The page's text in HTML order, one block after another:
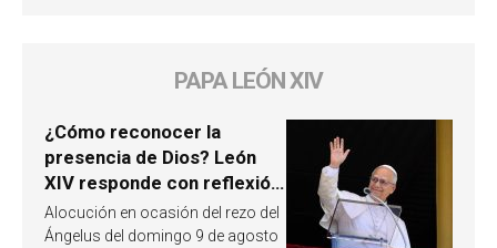
PAPA LEÓN XIV
¿Cómo reconocer la
presencia de Dios? León
XIV responde con reflexión
a partir de un pasaje del
Evangelio
Alocución en ocasión del rezo del
Ángelus del domingo 9 de agosto